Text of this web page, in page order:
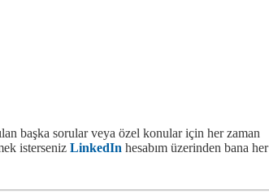
başka sorular veya özel konular için her zaman
isterseniz LinkedIn hesabım üzerinden bana her